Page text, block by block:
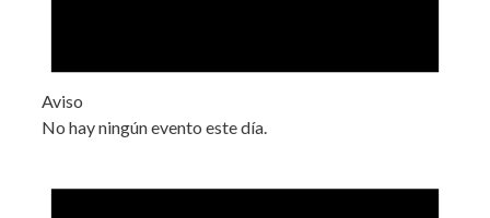
Aviso
No hay ningún evento este día.